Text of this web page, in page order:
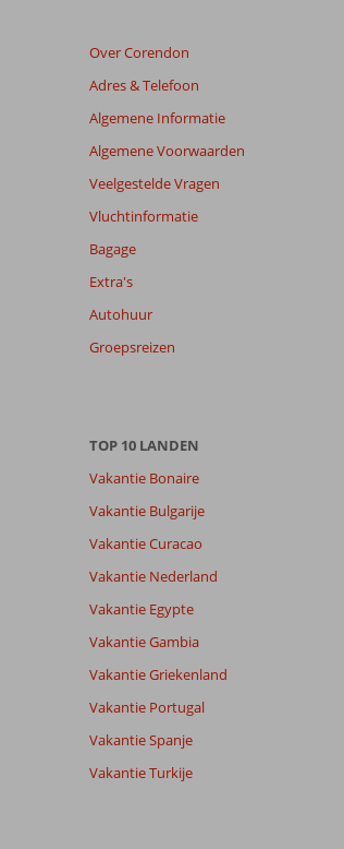
dan
48
maanden
worden
meer
weergegeven
de
te
over
onze
beoordelingen.
Totale score
Gebaseerd op:
308,9
Aanrader
Ervaringen
van onze
klanten
Taal
Over Corendon
Adres & Telefoon
Algemene Informatie
Algemene Voorwaarden
Veelgestelde Vragen
Vluchtinformatie
Bagage
Extra's
Autohuur
Groepsreizen
TOP 10 LANDEN
Vakantie Bonaire
Vakantie Bulgarije
Vakantie Curacao
Vakantie Nederland
Vakantie Egypte
Vakantie Gambia
Vakantie Griekenland
Vakantie Portugal
Vakantie Spanje
Vakantie Turkije